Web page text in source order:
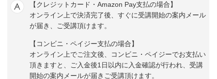
【クレジットカード・Amazon Pay支払の場合】
オンライン上で決済完了後、すぐに受講開始の案内メール
が届き、ご受講頂けます。
【コンビニ・ペイジー支払の場合】
オンライン上でご注文後、コンビニ・ペイジーでお支払い
頂きますと、ご入金後1日以内に入金確認が行われ、受講
開始の案内メールが届きご受講頂けます。